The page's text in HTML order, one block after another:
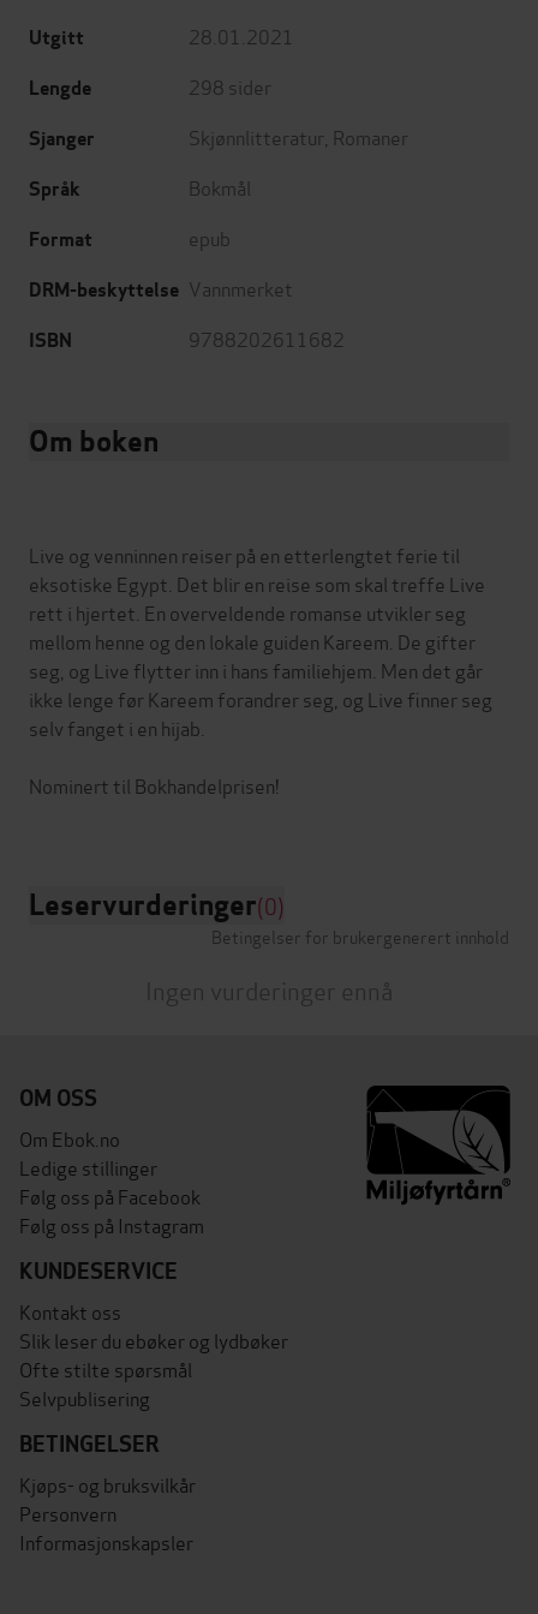
Utgitt 28.01.2021
Lengde 298 sider
Sjanger Skjønnlitteratur Romaner
Språk Bokmål
Format epub
DRM-beskyttelse Vannmerket
ISBN 9788202611682
Om boken
Live og venninnen reiser på en etterlengtet ferie til
eksotiske Egypt. Det blir en reise som skal treffe Live
rett i hjertet. En overveldende romanse utvikler seg
mellom henne og den lokale guiden Kareem. De gifter
seg, og Live flytter inn i hans familiehjem. Men det går
ikke lenge før Kareem forandrer seg, og Live finner seg
selv fanget i en hijab.
Nominert til Bokhandelprisen!
Leservurderinger(0)
Betingelser for brukergenerert innhold
Ingen vurderinger ennå
OM OSS
Om Ebok.no
Ledige stillinger
Følg oss på Facebook
Følg oss på Instagram
KUNDESERVICE
Kontakt oss
Slik leser du ebøker og lydbøker
Ofte stilte spørsmål
Selvpublisering
BETINGELSER
Kjøps- og bruksvilkår
Personvern
Informasjonskapsler